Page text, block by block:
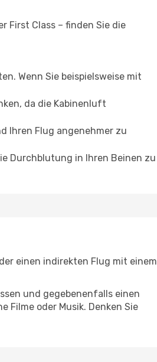
First Class – finden Sie die
Wenn Sie beispielsweise mit
da die Kabinenluft
Ihren Flug angenehmer zu
Durchblutung in Ihren Beinen zu
einen indirekten Flug mit einem
und gegebenenfalls einen
oder Musik. Denken Sie